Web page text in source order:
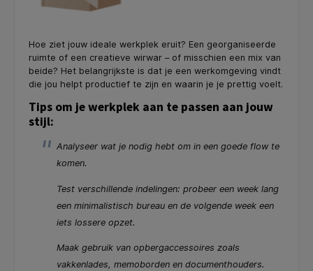
Hoe ziet jouw ideale werkplek eruit? Een georganiseerde
ruimte of een creatieve wirwar – of misschien een mix van
beide? Het belangrijkste is dat je een werkomgeving vindt
die jou helpt productief te zijn en waarin je je prettig voelt.
Tips om je werkplek aan te passen aan jouw
stijl:
Analyseer wat je nodig hebt om in een goede flow te
komen.
Test verschillende indelingen: probeer een week lang
een minimalistisch bureau en de volgende week een
iets lossere opzet.
Maak gebruik van opbergaccessoires zoals
vakkenlades, memoborden en documenthouders.